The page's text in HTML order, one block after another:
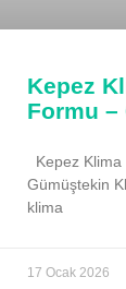
Kepez
Formu –
Kepez Klima
Gümüştekin
klima
17 Ocak 2026